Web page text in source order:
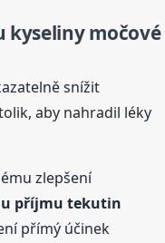
kyseliny močové
snížit
aby nahradil léky
zlepšení
příjmu tekutin
přímý účinek